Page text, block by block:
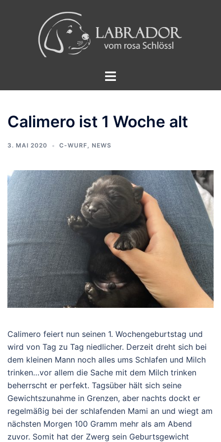
Menü
Calimero ist 1 Woche alt
3. MAI 2020 C-WURF, NEWS
Calimero feiert nun seinen 1. Wochengeburtstag und
wird von Tag zu Tag niedlicher. Derzeit dreht sich bei
dem kleinen Mann noch alles ums Schlafen und Milch
trinken…vor allem die Sache mit dem Milch trinken
beherrscht er perfekt. Tagsüber hält sich seine
Gewichtszunahme in Grenzen, aber nachts dockt er
regelmäßig bei der schlafenden Mami an und wiegt am
nächsten Morgen 100 Gramm mehr als am Abend
zuvor. Somit hat der Zwerg sein Geburtsgewicht